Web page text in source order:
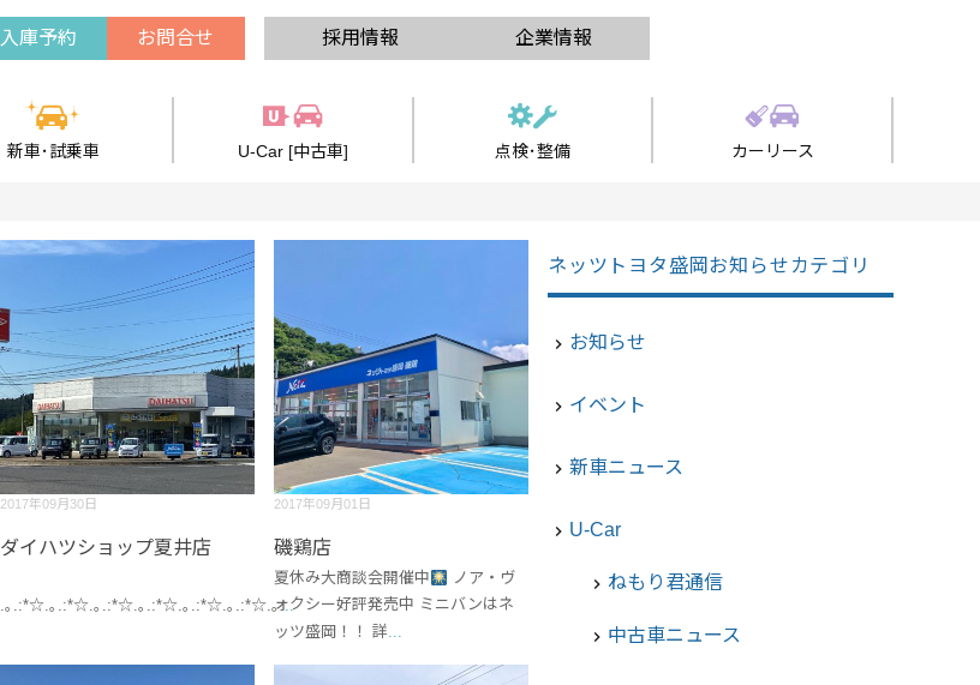
入庫予約 お問合せ 採用情報 企業情報
新車･試乗車 U-Car [中古車] 点検･整備 カーリース
2017年09月30日
ダイハツショップ夏井店
.｡.:*☆.｡.:*☆.｡.:*☆.｡.:*☆.｡.:*☆.｡.:*☆.｡...
2017年09月01日
磯鶏店
夏休み大商談会開催中
ノア・ヴ
ォクシー好評発売中 ミニバンはネ
ッツ盛岡！！ 詳...
ネッツトヨタ盛岡お知らせカテゴリ
navigate_next お知らせ
navigate_next イベント
navigate_next 新車ニュース
navigate_next U-Car
chevron_right ねもり君通信
chevron_right 中古車ニュース